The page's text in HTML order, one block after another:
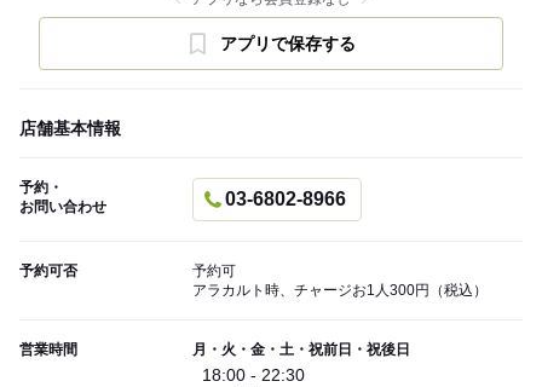
アプリで保存する
店舗基本情報
予約・
お問い合わせ
03-6802-8966
予約可否
予約可
アラカルト時、チャージお1人300円（税込）
営業時間 月・火・金・土・祝前日・祝後日
18:00 - 22:30